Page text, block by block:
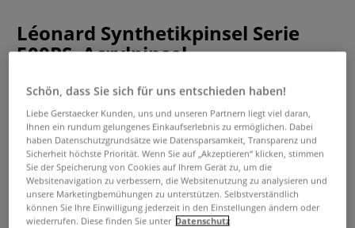
Léonard Synthetikpinsel Serie
500PS, Acrylpinsel
0 Bewertungen
Mit abgeschrägter Kante, steifen Synthetikborsten und
einem einzigartigen Leoparden-Design ist der Léonard
500PS die perfekte Wahl für kontrollierte Acryltechniken.
Ideal für Kanten, Winkel und flächige Farbaufträge. Robust
und formstabil.
Mehr
Schön, dass Sie sich für uns entschieden haben!
Liebe Gerstaecker Kunden, uns und unseren Partnern liegt viel daran,
Ihnen ein rundum gelungenes Einkaufserlebnis zu ermöglichen. Dabei
haben Datenschutzgrundsätze wie Datensparsamkeit, Transparenz und
Sicherheit höchste Priorität. Wenn Sie auf „Akzeptieren“ klicken, stimmen
Sie der Speicherung von Cookies auf Ihrem Gerät zu, um die
Websitenavigation zu verbessern, die Websitenutzung zu analysieren und
unsere Marketingbemühungen zu unterstützen. Selbstverständlich
können Sie Ihre Einwilligung jederzeit in den Einstellungen ändern oder
wiederrufen. Diese finden Sie unter Datenschutz